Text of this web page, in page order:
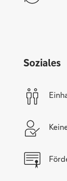
Soziales